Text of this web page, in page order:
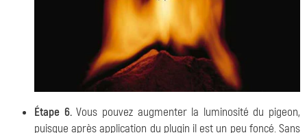
Étape 6.Vous pouvez augmenter la luminosité du pigeon,
puisque après application du plugin il est un peu foncé. Sans